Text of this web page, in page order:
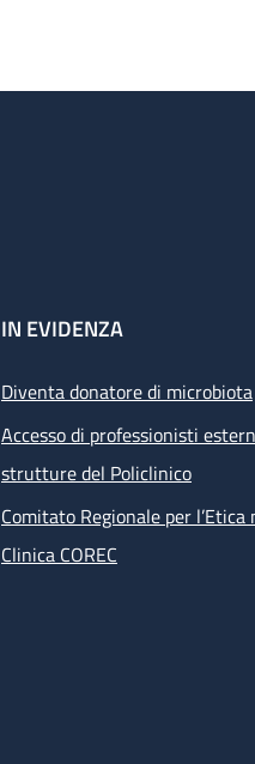
IN EVIDENZA
Diventa donatore di microbiota
Accesso di professionisti
strutture del Policlinico
Comitato Regionale per l’Etica
Clinica COREC